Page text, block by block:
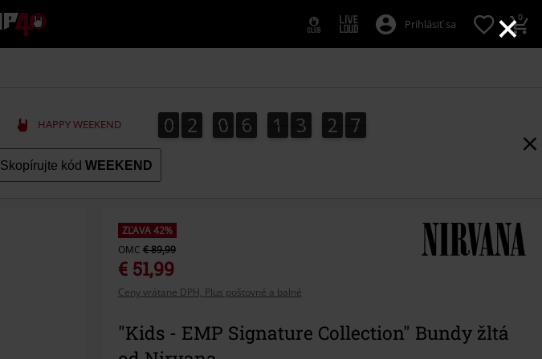
×
EMP
-
Hudba,
Merch
hráčov,
Alternatívna
Prihlásiť sa 0
HAPPY WEEKEND 0
0 2
2 0
0 6
6 1
1 3
3 2
3
2 5
6
5
7
6
Skopírujte kód WEEKEND
ZĽAVA 42%
OMC € 89,99
€ 51,99
Ceny vrátane DPH, Plus poštovné a balné
"Kids - EMP Signature Collection" Bundy žltá